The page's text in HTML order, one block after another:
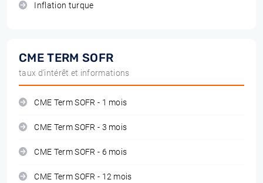
Inflation turque
CME TERM SOFR
taux d'intérêt et informations
CME Term SOFR - 1 mois
CME Term SOFR - 3 mois
CME Term SOFR - 6 mois
CME Term SOFR - 12 mois